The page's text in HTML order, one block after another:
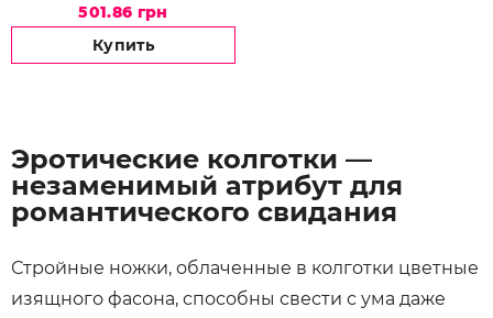
501.86 грн
Купить
Эротические колготки —
незаменимый атрибут для
романтического свидания
Стройные ножки, облаченные в колготки цветные
изящного фасона, способны свести с ума даже